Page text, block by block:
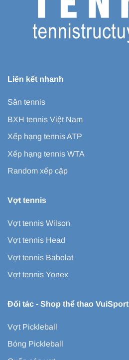
Liên kết nhanh
Sân tennis
BXH tennis Việt Nam
Xếp hạng tennis ATP
Xếp hạng tennis WTA
Random xếp cặp
Vợt tennis
Vợt tennis Wilson
Vợt tennis Head
Vợt tennis Babolat
Vợt tennis Yonex
Đối tác - Shop thể thao VuiSport
Vợt Pickleball
Bóng Pickleball